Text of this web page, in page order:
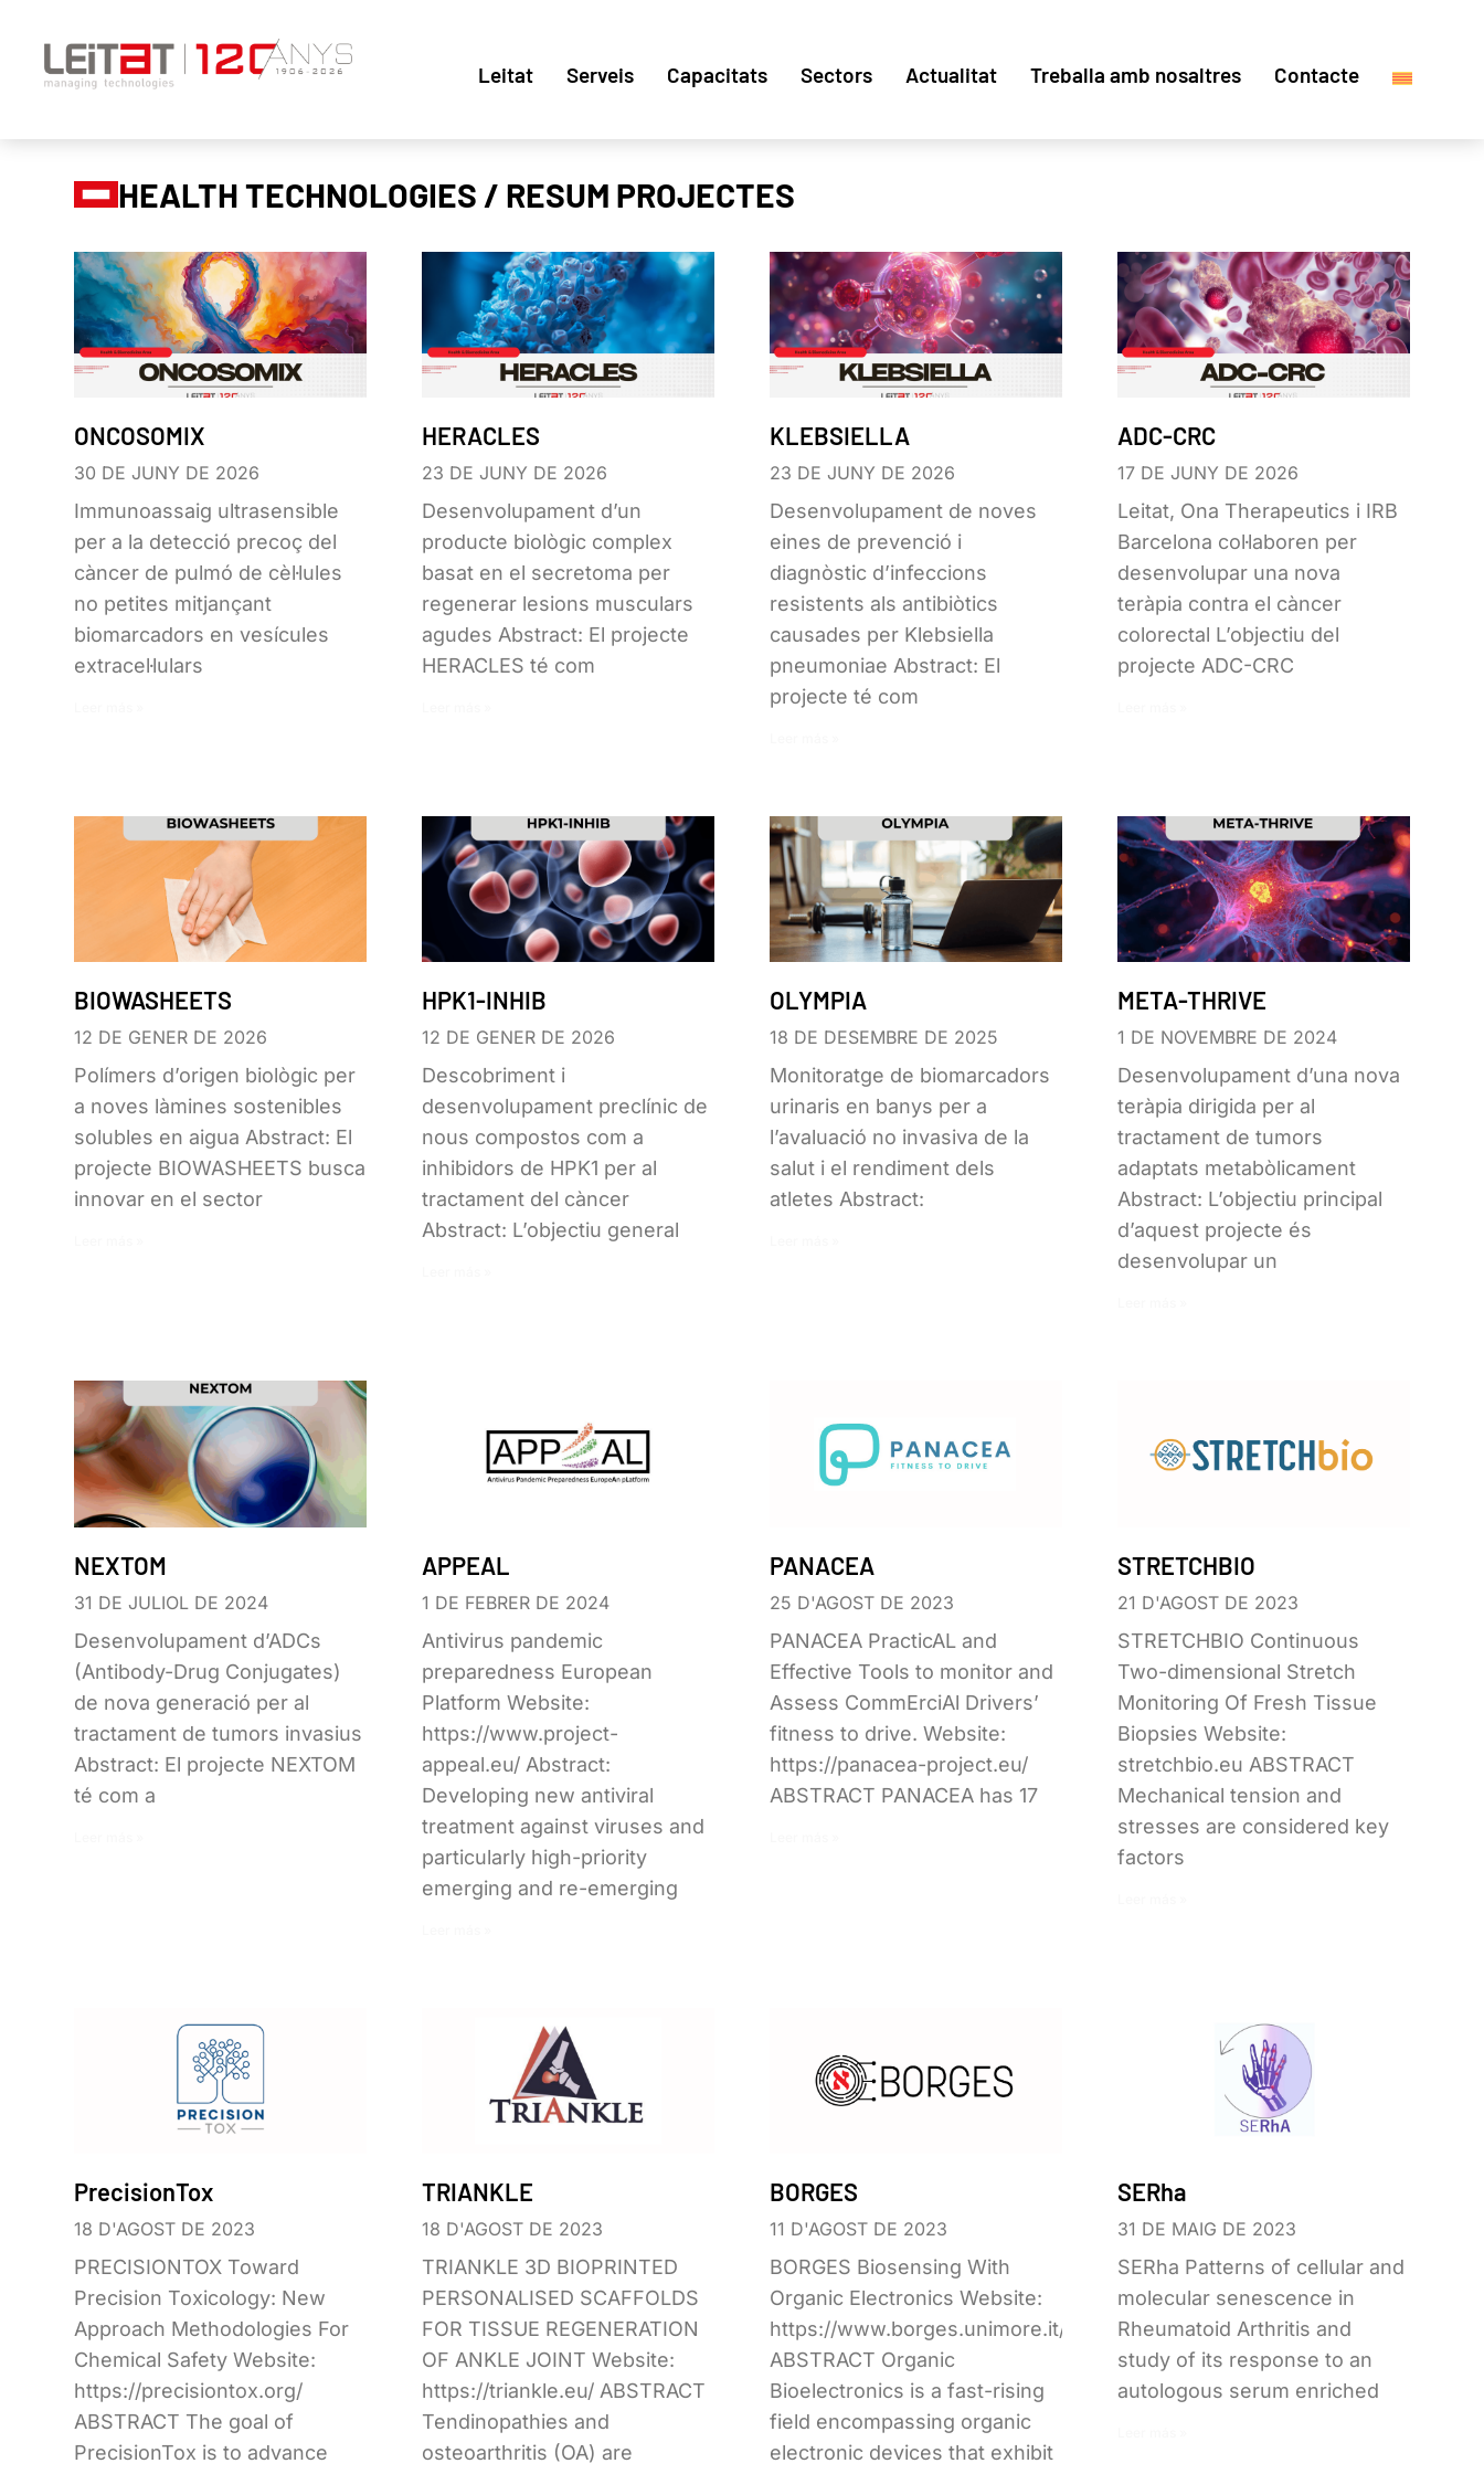
Leitat Serveis Capacitats Sectors Actualitat Treballa amb nosaltres Contacte
HEALTH TECHNOLOGIES / RESUM PROJECTES
ONCOSOMIX
30 DE JUNY DE 2026
Immunoassaig ultrasensible
per a la detecció precoç del
càncer de pulmó de cèl·lules
no petites mitjançant
biomarcadors en vesícules
extracel·lulars
HERACLES
23 DE JUNY DE 2026
Desenvolupament d’un
producte biològic complex
basat en el secretoma per
regenerar lesions musculars
agudes Abstract: El projecte
HERACLES té com
KLEBSIELLA
23 DE JUNY DE 2026
Desenvolupament de noves
eines de prevenció i
diagnòstic d’infeccions
resistents als antibiòtics
causades per Klebsiella
pneumoniae Abstract: El
projecte té com
ADC-CRC
17 DE JUNY DE 2026
Leitat, Ona Therapeutics i IRB
Barcelona col·laboren per
desenvolupar una nova
teràpia contra el càncer
colorectal L’objectiu del
projecte ADC-CRC
BIOWASHEETS
12 DE GENER DE 2026
Polímers d’origen biològic per
a noves làmines sostenibles
solubles en aigua Abstract: El
projecte BIOWASHEETS busca
innovar en el sector
HPK1-INHIB
12 DE GENER DE 2026
Descobriment i
desenvolupament preclínic de
nous compostos com a
inhibidors de HPK1 per al
tractament del càncer
Abstract: L’objectiu general
OLYMPIA
18 DE DESEMBRE DE 2025
Monitoratge de biomarcadors
urinaris en banys per a
l’avaluació no invasiva de la
salut i el rendiment dels
atletes Abstract:
META-THRIVE
1 DE NOVEMBRE DE 2024
Desenvolupament d’una nova
teràpia dirigida per al
tractament de tumors
adaptats metabòlicament
Abstract: L’objectiu principal
d’aquest projecte és
desenvolupar un
NEXTOM
31 DE JULIOL DE 2024
Desenvolupament d’ADCs
(Antibody-Drug Conjugates)
de nova generació per al
tractament de tumors invasius
Abstract: El projecte NEXTOM
té com a
APPEAL
1 DE FEBRER DE 2024
Antivirus pandemic
preparedness European
Platform​ Website:
https://www.project-
appeal.eu/ Abstract:
Developing new antiviral
treatment against viruses and
particularly high-priority
emerging and re-emerging
PANACEA
25 D'AGOST DE 2023
PANACEA PracticAL and
Effective Tools to monitor and
Assess CommErciAl Drivers’
fitness to drive. Website:
https://panacea-project.eu/
ABSTRACT PANACEA has 17
STRETCHBIO
21 D'AGOST DE 2023
STRETCHBIO Continuous
Two-dimensional Stretch
Monitoring Of Fresh Tissue
Biopsies Website:
stretchbio.eu ABSTRACT
Mechanical tension and
stresses are considered key
factors
PrecisionTox
18 D'AGOST DE 2023
PRECISIONTOX Toward
Precision Toxicology: New
Approach Methodologies For
Chemical Safety Website:
https://precisiontox.org/
ABSTRACT The goal of
PrecisionTox is to advance
TRIANKLE
18 D'AGOST DE 2023
TRIANKLE 3D BIOPRINTED
PERSONALISED SCAFFOLDS
FOR TISSUE REGENERATION
OF ANKLE JOINT Website:
https://triankle.eu/ ABSTRACT
Tendinopathies and
osteoarthritis (OA) are
BORGES
11 D'AGOST DE 2023
BORGES Biosensing With
Organic Electronics Website:
https://www.borges.unimore.it/
ABSTRACT Organic
Bioelectronics is a fast-rising
field encompassing organic
electronic devices that exhibit
SERha
31 DE MAIG DE 2023
SERha Patterns of cellular and
molecular senescence in
Rheumatoid Arthritis and
study of its response to an
autologous serum enriched